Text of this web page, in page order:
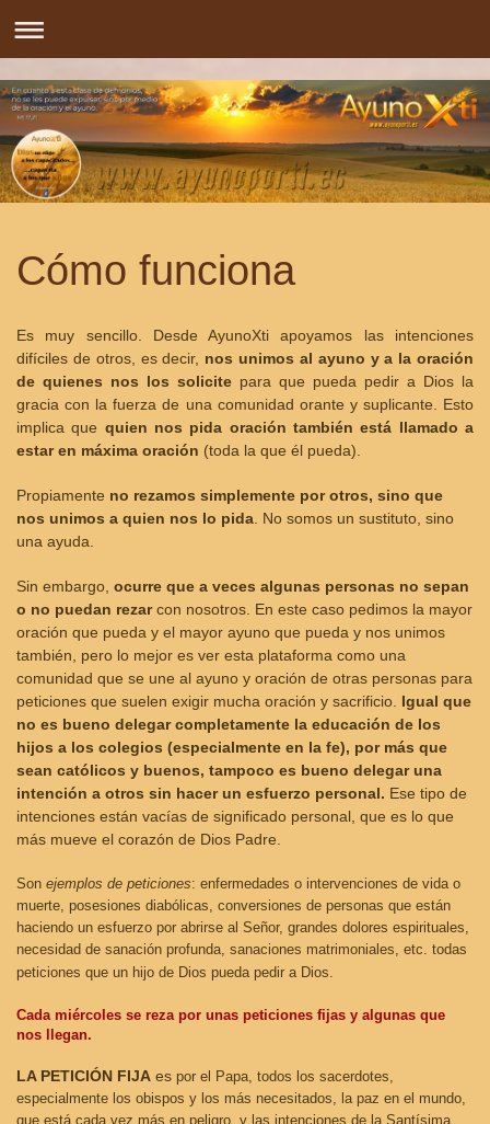
Cómo funciona
Es muy sencillo. Desde AyunoXti apoyamos las intenciones
difíciles de otros, es decir, nos unimos al ayuno y a la oración
de quienes nos los solicite para que pueda pedir a Dios la
gracia con la fuerza de una comunidad orante y suplicante. Esto
implica que quien nos pida oración también está llamado a
estar en máxima oración (toda la que él pueda).
Propiamente no rezamos simplemente por otros, sino que
nos unimos a quien nos lo pida . No somos un sustituto, sino
una ayuda.
Sin embargo, ocurre que a veces algunas personas no sepan
o no puedan rezarcon nosotros. En este caso pedimos la mayor
oración que pueda y el mayor ayuno que pueda y nos unimos
también, pero lo mejor es ver esta plataforma como una
comunidad que se une al ayuno y oración de otras personas para
peticiones que suelen exigir mucha oración y sacrificio. Igual que
no es bueno delegar completamente la educación de los
hijos a los colegios (especialmente en la fe), por más que
sean católicos y buenos, tampoco es bueno delegar una
intención a otros sin hacer un esfuerzo personal. Ese tipo de
intenciones están vacías de significado personal, que es lo que
más mueve el corazón de Dios Padre.
Son ejemplos de peticiones: enfermedades o intervenciones de vida o
muerte, posesiones diabólicas, conversiones de personas que están
haciendo un esfuerzo por abrirse al Señor, grandes dolores espirituales,
necesidad de sanación profunda, sanaciones matrimoniales, etc. todas
peticiones que un hijo de Dios pueda pedir a Dios.
Cada miércoles se reza por unas peticiones fijas y algunas que
nos llegan.
LA PETICIÓN FIJA es por el Papa, todos los sacerdotes,
especialmente los obispos y los más necesitados, la paz en el mundo,
que está cada vez más en peligro, y las intenciones de la Santísima